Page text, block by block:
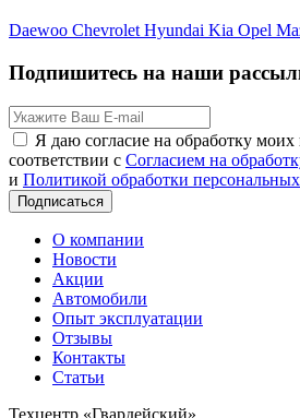
Daewoo Chevrolet Hyundai Kia Opel
Подпишитесь на наши
Я даю согласие на обработку
соответствии с Согласием на
и Политикой обработки
Подписаться
О компании
Новости
Акции
Автомобили
Опыт эксплуатации
Отзывы
Контакты
Статьи
Техцентр «Гвардейский»